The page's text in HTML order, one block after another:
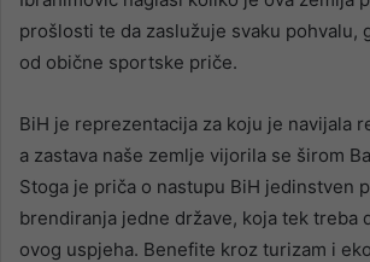
prošlosti te da zaslužuje svaku pohvalu,
od obične sportske priče.
BiH je reprezentacija za koju je navijala
a zastava naše zemlje vijorila se širom
Stoga je priča o nastupu BiH jedinstven
brendiranja jedne države, koja tek treba
ovog uspjeha. Benefite kroz turizam i